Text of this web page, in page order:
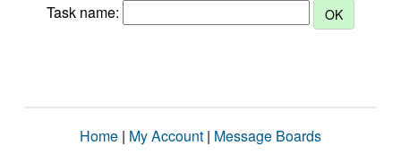
Task name:
Home | My Account | Message Boards